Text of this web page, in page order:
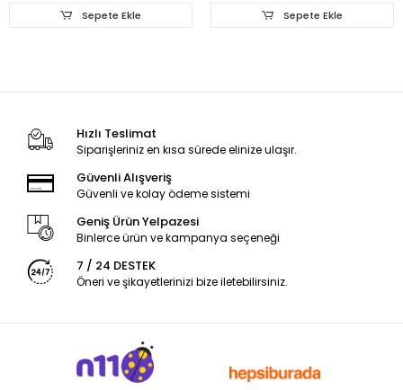
Sepete Ekle Sepete Ekle
Hızlı Teslimat
Siparişleriniz en kısa sürede elinize ulaşır.
Güvenli Alışveriş
Güvenli ve kolay ödeme sistemi
Geniş Ürün Yelpazesi
Binlerce ürün ve kampanya seçeneği
7 / 24 DESTEK
Öneri ve şikayetlerinizi bize iletebilirsiniz.